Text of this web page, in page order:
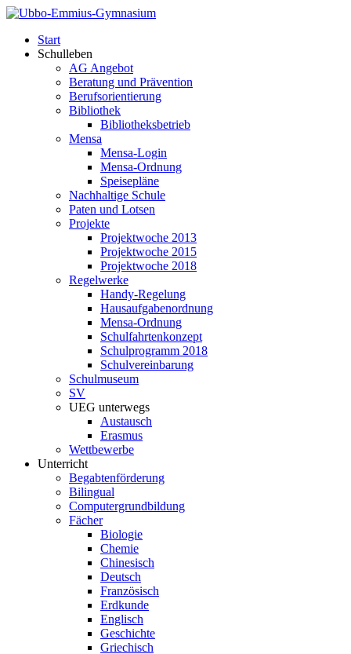
Start
Schulleben
AG Angebot
Beratung und Prävention
Berufsorientierung
Bibliothek
Bibliotheksbetrieb
Mensa
Mensa-Login
Mensa-Ordnung
Speisepläne
Nachhaltige Schule
Paten und Lotsen
Projekte
Projektwoche 2013
Projektwoche 2015
Projektwoche 2018
Regelwerke
Handy-Regelung
Hausaufgabenordnung
Mensa-Ordnung
Schulfahrtenkonzept
Schulprogramm 2018
Schulvereinbarung
Schulmuseum
SV
UEG unterwegs
Austausch
Erasmus
Wettbewerbe
Unterricht
Begabtenförderung
Bilingual
Computergrundbildung
Fächer
Biologie
Chemie
Chinesisch
Deutsch
Französisch
Erdkunde
Englisch
Geschichte
Griechisch